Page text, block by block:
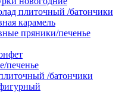
плиточный /батончики
карамель
пряники/печенье
печенье
/батончики